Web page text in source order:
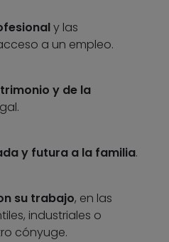
y las
a un empleo.
y de la
y futura a la familia.
su trabajo, en las
industriales o
cónyuge.